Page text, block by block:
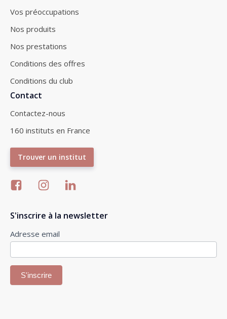
Vos préoccupations
Nos produits
Nos prestations
Conditions des offres
Conditions du club
Contact
Contactez-nous
160 instituts en France
Trouver un institut
S'inscrire à la newsletter
Inscription
newsletter
Adresse email
S'inscrire